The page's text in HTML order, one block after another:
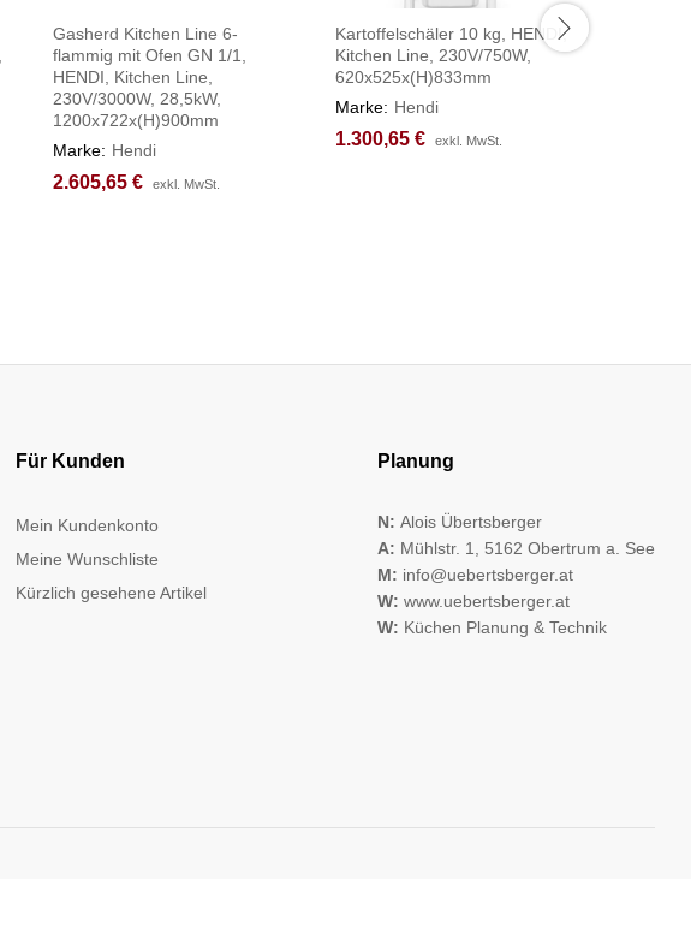
Gasherd Kitchen Line 6-
flammig mit Ofen GN 1/1,
HENDI, Kitchen Line,
230V/3000W, 28,5kW,
1200x722x(H)900mm
Marke: Hendi
2.605,65 € exkl. MwSt.
2.605,65 € exkl. MwSt.
Kartoffelschäler 10 kg, HENDI,
Kitchen Line, 230V/750W,
620x525x(H)833mm
Marke: Hendi
1.300,65 € exkl. MwSt.
1.300,65 € exkl. MwSt.
Für Kunden
Mein Kundenkonto
Meine Wunschliste
Kürzlich gesehene Artikel
Planung
N: Alois Übertsberger
A: Mühlstr. 1, 5162 Obertrum a. See
M: info@uebertsberger.at
W: www.uebertsberger.at
W: Küchen Planung & Technik